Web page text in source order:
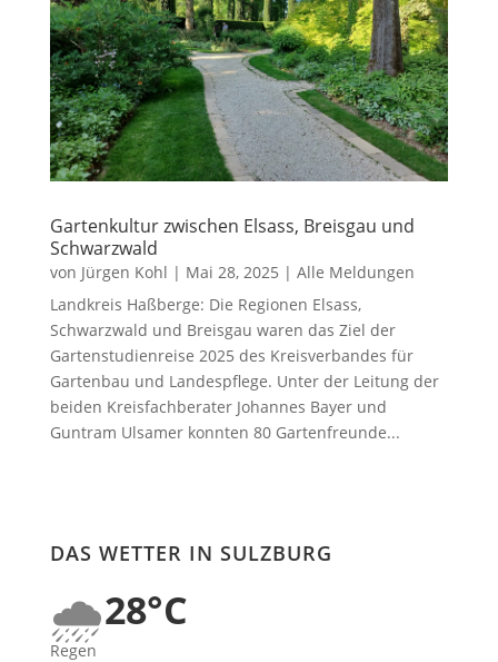
Gartenkultur zwischen Elsass, Breisgau und
Schwarzwald
von Jürgen Kohl | Mai 28, 2025 | Alle Meldungen
Landkreis Haßberge: Die Regionen Elsass,
Schwarzwald und Breisgau waren das Ziel der
Gartenstudienreise 2025 des Kreisverbandes für
Gartenbau und Landespflege. Unter der Leitung der
beiden Kreisfachberater Johannes Bayer und
Guntram Ulsamer konnten 80 Gartenfreunde...
DAS WETTER IN SULZBURG
🌧️28°C
Regen